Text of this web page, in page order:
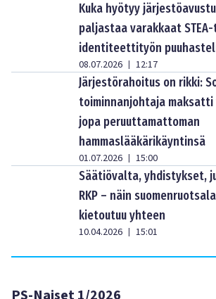
Kuka hyötyy
paljastaa varakkaat
identiteettityön
08.07.2026 | 12:17
Järjestörahoitus on rikki:
toiminnanjohtaja
jopa peruuttamattoman
hammaslääkärikäyntinsä
01.07.2026 | 15:00
Säätiövalta, yhdistykset,
RKP – näin
kietoutuu yhteen
10.04.2026 | 15:01